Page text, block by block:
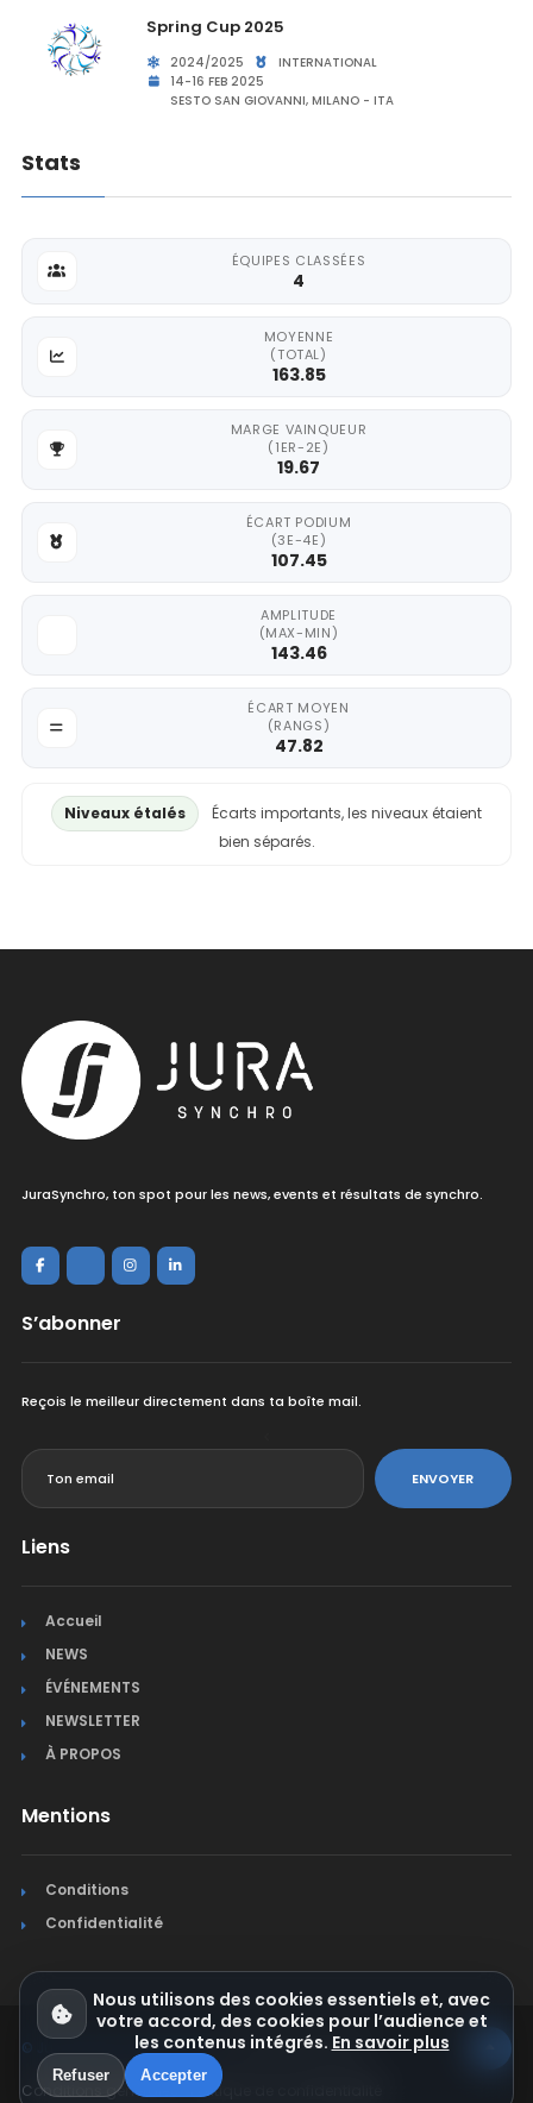
Spring Cup 2025
2024/2025
INTERNATIONAL
14-16 FEB 2025
SESTO SAN GIOVANNI, MILANO - ITA
Stats
ÉQUIPES CLASSÉES
4
MOYENNE
(TOTAL)
163.85
MARGE VAINQUEUR
(1ER-2E)
19.67
ÉCART PODIUM
(3E-4E)
107.45
AMPLITUDE
(MAX-MIN)
143.46
ÉCART MOYEN
(RANGS)
47.82
Niveaux étalés
Écarts importants, les niveaux étaient
bien séparés.
JuraSynchro, ton spot pour les news, events et résultats de synchro.
S’abonner
Reçois le meilleur directement dans ta boîte mail.
ENVOYER
Liens
Accueil
NEWS
ÉVÉNEMENTS
NEWSLETTER
À PROPOS
Mentions
Conditions
Confidentialité
© Jura Synchro 2015-2026. Tous droits réservés.
Conditions générales Politique de confidentialité
Nous utilisons des cookies essentiels et, avec
votre accord, des cookies pour l’audience et
les contenus intégrés. En savoir plus
Refuser Accepter